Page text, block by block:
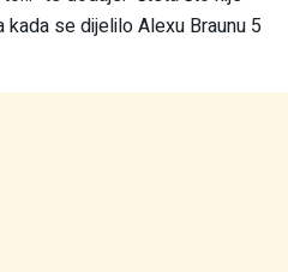
se dijelilo Alexu Braunu 5